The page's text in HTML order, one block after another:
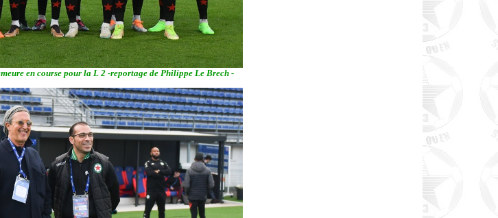
en course pour la L 2 -reportage de Philippe Le Brech -